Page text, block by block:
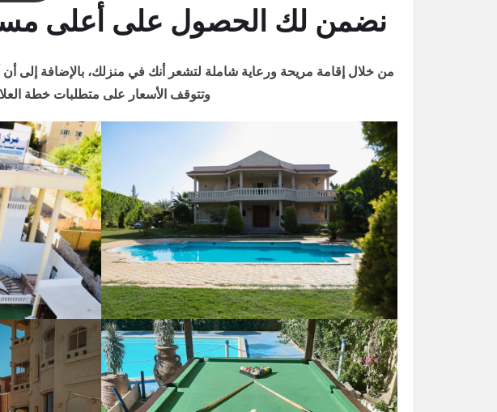
نضمن لك الحصول على أعلى
من خلال إقامة مريحة ورعاية شاملة لتشعر أنك في منزلك، بالإضافة إلى أن
وتتوقف الأسعار على متطلبات خطة